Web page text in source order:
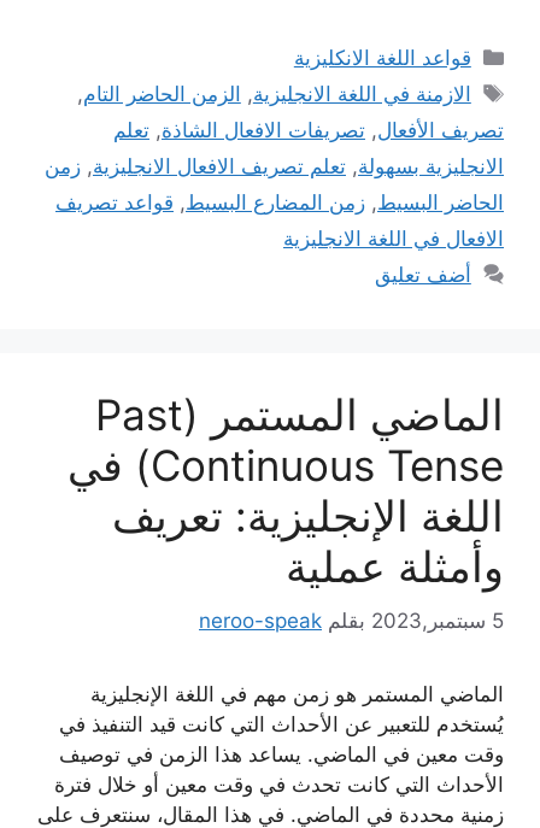
التصنيفات
قواعد اللغة الانكليزية
الوسوم
الازمنة في اللغة الانجليزية, الزمن الحاضر التام,
تصريف الأفعال, تصريفات الافعال الشاذة, تعلم
الانجليزية بسهولة, تعلم تصريف الافعال الانجليزية, زمن
الحاضر البسيط, زمن المضارع البسيط, قواعد تصريف
الافعال في اللغة الانجليزية
أضف تعليق
الماضي المستمر (Past
Continuous Tense) في
اللغة الإنجليزية: تعريف
وأمثلة عملية
5 سبتمبر,2023 بقلم neroo-speak
الماضي المستمر هو زمن مهم في اللغة الإنجليزية
يُستخدم للتعبير عن الأحداث التي كانت قيد التنفيذ في
وقت معين في الماضي. يساعد هذا الزمن في توصيف
الأحداث التي كانت تحدث في وقت معين أو خلال فترة
زمنية محددة في الماضي. في هذا المقال، سنتعرف على